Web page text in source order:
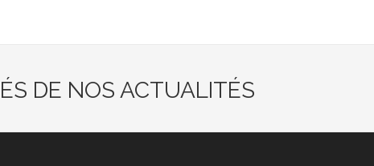
DE NOS ACTUALITÉS